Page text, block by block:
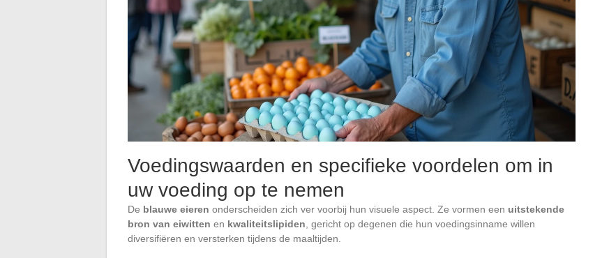
Voedingswaarden en specifieke voordelen om in
uw voeding op te nemen
De blauwe eieren onderscheiden zich ver voorbij hun visuele aspect. Ze vormen een uitstekende
bron van eiwitten en kwaliteitslipiden , gericht op degenen die hun voedingsinname willen
diversifiëren en versterken tijdens de maaltijden.